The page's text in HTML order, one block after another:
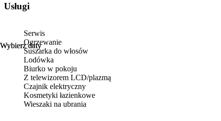
Wybierz daty
Wybierz daty
Usługi
Serwis
Ogrzewanie
Suszarka do włosów
Lodówka
Biurko w pokoju
Z telewizorem LCD/plazmą
Czajnik elektryczny
Kosmetyki łazienkowe
Wieszaki na ubrania